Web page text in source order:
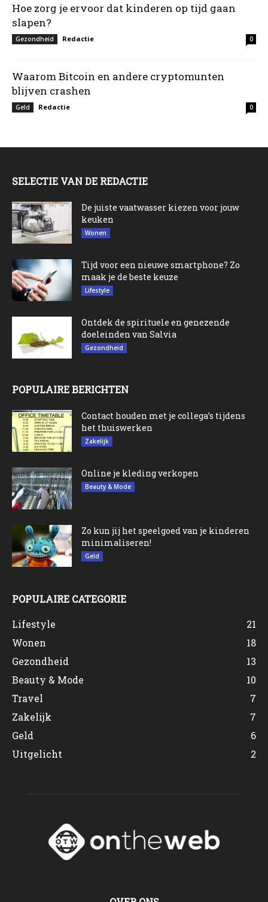
Hoe zorg je ervoor dat kinderen op tijd gaan
slapen?
Gezondheid Redactie 0
Waarom Bitcoin en andere cryptomunten
blijven crashen
Geld Redactie 0
SELECTIE VAN DE REDACTIE
De juiste vaatwasser kiezen voor jouw
keuken
Wonen
Tijd voor een nieuwe smartphone? Zo
maak je de beste keuze
Lifestyle
Ontdek de spirituele en genezende
doeleinden van Salvia
Gezondheid
POPULAIRE BERICHTEN
Contact houden met je collega’s tijdens
het thuiswerken
Zakelijk
Online je kleding verkopen
Beauty & Mode
Zo kun jij het speelgoed van je kinderen
minimaliseren!
Geld
POPULAIRE CATEGORIE
Lifestyle
21
Wonen
18
Gezondheid
13
Beauty & Mode
10
Travel
7
Zakelijk
7
Geld
6
Uitgelicht
2